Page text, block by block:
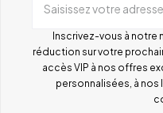
Saisissez votre
Inscrivez-vous à
réduction sur votre
accès VIP à nos offres
personnalisées, à